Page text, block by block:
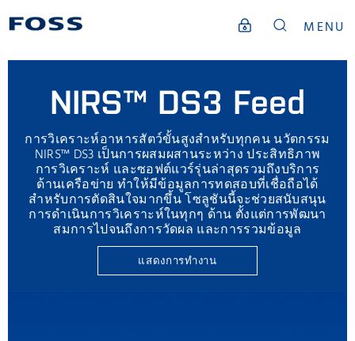
MENU
NIRS™ DS3 Feed
การวิเคราะห์อาหารสัตว์ขั้นสูงสำหรับทุกคน นวัตกรรม
NIRS™ DS3 เป็นการผสมผสานระหว่าง ประสิทธิภาพ
การวิเคราะห์ และซอฟต์แวร์รุ่นล่าสุดรวมถึงบริการ
ด้านเครือข่าย ทำให้มีข้อมูลการทดสอบที่เชื่อถือได้
สำหรับการตัดสินใจมากขึ้น โซลูชันนี้จะช่วยสนับสนุน
การดำเนินการวิเคราะห์ในทุกๆ ด้าน ตั้งแต่การพัฒนา
สมการไปจนถึงการวัดผล และการรวมข้อมูล
แสดงการทำงาน